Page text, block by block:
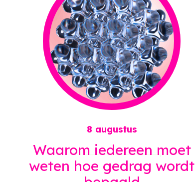
8 augustus
Waarom iedereen moet
weten hoe gedrag wordt